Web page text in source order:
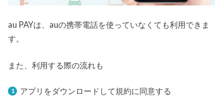
au PAYは、auの携帯電話を使っていなくても利用できま
す。
また、利用する際の流れも
アプリをダウンロードして規約に同意する